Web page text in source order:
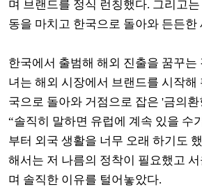
며 브랜드를 정식 런칭했다. 그리고
동을 마치고 한국으로 돌아와 든든한
한국에서 출범해 해외 진출을 꿈꾸는
녀는 해외 시장에서 브랜드를 시작해
국으로 돌아와 거점으로 잡은 '금의
“솔직히 말하면 유럽에 계속 있을 수
부터 외국 생활을 너무 오래 하기도
해서는 저 나름의 정착이 필요했고
며 솔직한 이유를 털어놓았다.